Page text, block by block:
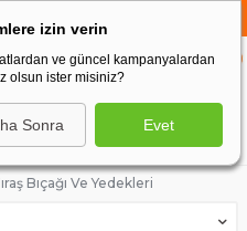
Bıçağı Ve Yedekleri
izin verin
ve güncel kampanyalardan
olsun ister misiniz?
Sonra Evet